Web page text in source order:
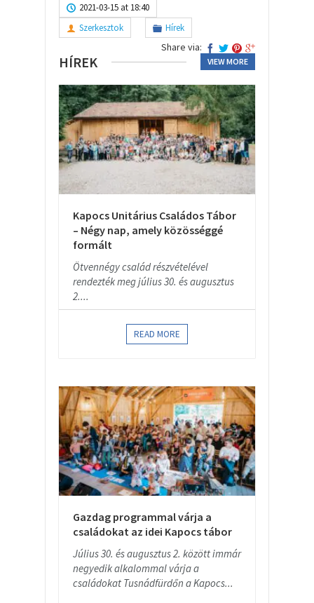
2021-03-15 at 18:40
Szerkesztok
Hírek
Share via:
HÍREK VIEW MORE
Kapocs Unitárius Családos Tábor
– Négy nap, amely közösséggé
formált
Ötvennégy család részvételével
rendezték meg július 30. és augusztus
2....
READ MORE
Gazdag programmal várja a
családokat az idei Kapocs tábor
Július 30. és augusztus 2. között immár
negyedik alkalommal várja a
családokat Tusnádfürdőn a Kapocs...